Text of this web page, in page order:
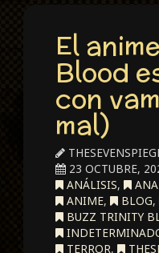
El
Blood
con
mal)
23 OCTUBRE,
ANÁLISIS,
ANIME, BLOG,
BUZZ TRINITY
TERROR,